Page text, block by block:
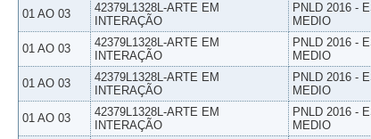
01 AO 03
42379L1328L-ARTE EM
INTERAÇÃO
PNLD 2016 -
MEDIO
01 AO 03
42379L1328L-ARTE EM
INTERAÇÃO
PNLD 2016 -
MEDIO
01 AO 03
42379L1328L-ARTE EM
INTERAÇÃO
PNLD 2016 -
MEDIO
01 AO 03
42379L1328L-ARTE EM
INTERAÇÃO
PNLD 2016 -
MEDIO